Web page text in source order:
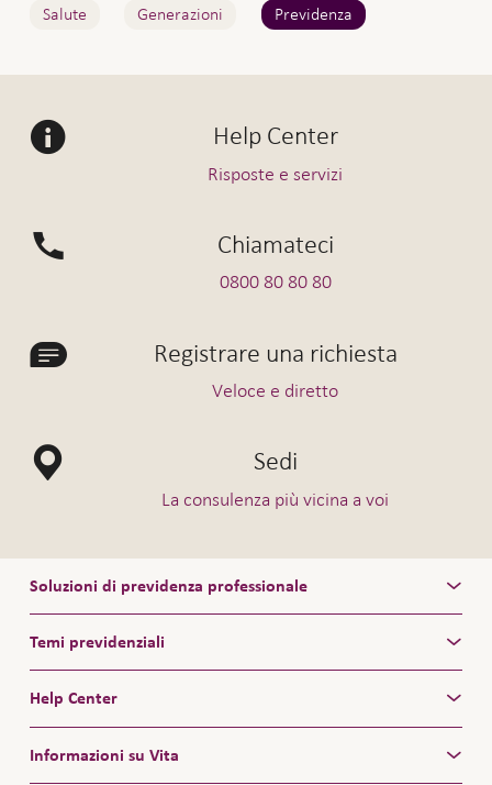
Salute Generazioni Previdenza
Help Center
Risposte e servizi
Chiamateci
0800 80 80 80
Registrare una richiesta
Veloce e diretto
Sedi
La consulenza più vicina a voi
Soluzioni di previdenza professionale
Temi previdenziali
Help Center
Informazioni su Vita